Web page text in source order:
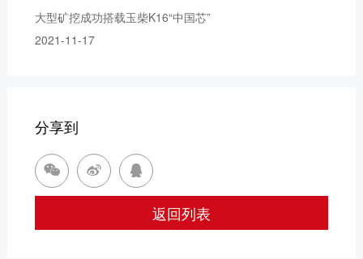
大型矿挖成功搭载玉柴K16“中国芯”
2021-11-17
分享到
  
返回列表